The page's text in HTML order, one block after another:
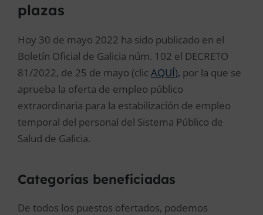
plazas
Hoy 30 de mayo 2022 ha sido publicado en el
Boletín Oficial de Galicia núm. 102 el DECRETO
81/2022, de 25 de mayo (clic AQUÍ), por la que se
aprueba la oferta de empleo público
extraordinaria para la estabilización de empleo
temporal del personal del Sistema Público de
Salud de Galicia.
Categorías beneficiadas
De todos los puestos ofertados, podemos